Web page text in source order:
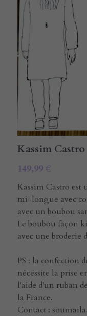
E-rcare
Rechercher
Français
Français
Kassim Castro
149,99 €
Kassim Castro est
mi-longue avec
avec un boubou
Le boubou façon
avec une broderie
PS : la confection
nécessite la prise
l'aide d'un ruban
la France.
Contact :